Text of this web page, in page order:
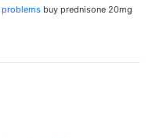
buy prednisone 20mg